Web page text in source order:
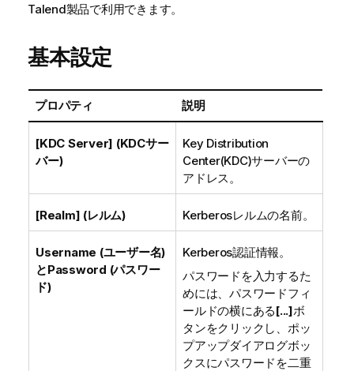
Talend製品で利用できます。
基本設定
プロパティ 説明
[KDC Server] (KDCサー
バー)
Key Distribution
Center(KDC)サーバーの
アドレス。
[Realm] (レルム) Kerberosレルムの名前。
Username (ユーザー名)
とPassword (パスワー
ド)
Kerberos認証情報。
パスワードを入力するた
めには、パスワードフィ
ールドの横にある[...]ボ
タンをクリックし、ポッ
プアップダイアログボッ
クスにパスワードを二重